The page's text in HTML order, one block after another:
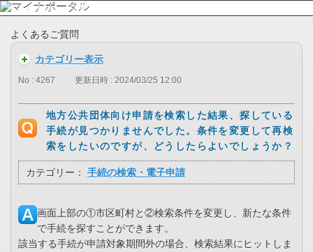
よくあるご質問
カテゴリー表示
No : 4267 更新日時 : 2024/03/25 12:00
地方公共団体向け申請を検索した結果、探している
手続が見つかりませんでした。条件を変更して再検
索をしたいのですが、どうしたらよいでしょうか？
カテゴリー： 手続の検索・電子申請
画面上部の①市区町村と②検索条件を変更し、新たな条件
で手続を探すことができます。
該当する手続が申請対象期間外の場合、検索結果にヒットしま